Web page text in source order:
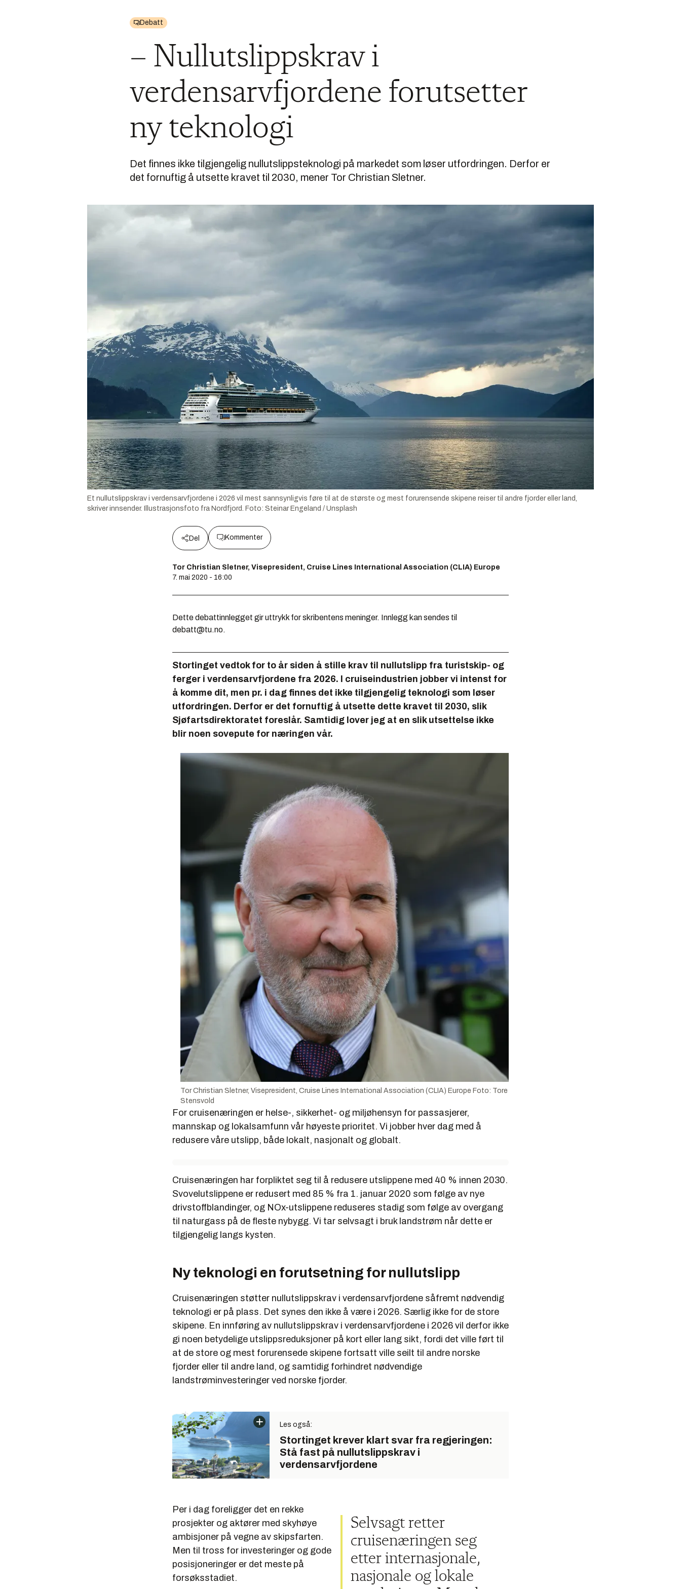
Debatt
– Nullutslippskrav i
verdensarvfjordene forutsetter
ny teknologi
Det finnes ikke tilgjengelig nullutslippsteknologi på markedet som løser utfordringen. Derfor er
det fornuftig å utsette kravet til 2030, mener Tor Christian Sletner.
Et nullutslippskrav i verdensarvfjordene i 2026 vil mest sannsynligvis føre til at de største og mest forurensende skipene reiser til andre fjorder eller land,
skriver innsender. Illustrasjonsfoto fra Nordfjord. Foto: Steinar Engeland / Unsplash
Del Kommenter
Tor Christian Sletner, Visepresident, Cruise Lines International Association (CLIA) Europe
7. mai 2020 - 16:00
Dette debattinnlegget gir uttrykk for skribentens meninger. Innlegg kan sendes til
debatt@tu.no.
Stortinget vedtok for to år siden å stille krav til nullutslipp fra turistskip- og
ferger i verdensarvfjordene fra 2026. I cruiseindustrien jobber vi intenst for
å komme dit, men pr. i dag finnes det ikke tilgjengelig teknologi som løser
utfordringen. Derfor er det fornuftig å utsette dette kravet til 2030, slik
Sjøfartsdirektoratet foreslår. Samtidig lover jeg at en slik utsettelse ikke
blir noen sovepute for næringen vår.
Tor Christian Sletner, Visepresident, Cruise Lines International Association (CLIA) Europe Foto: Tore
Stensvold
For cruisenæringen er helse-, sikkerhet- og miljøhensyn for passasjerer,
mannskap og lokalsamfunn vår høyeste prioritet. Vi jobber hver dag med å
redusere våre utslipp, både lokalt, nasjonalt og globalt.
Cruisenæringen har forpliktet seg til å redusere utslippene med 40 % innen 2030.
Svovelutslippene er redusert med 85 % fra 1. januar 2020 som følge av nye
drivstoffblandinger, og NOx-utslippene reduseres stadig som følge av overgang
til naturgass på de fleste nybygg. Vi tar selvsagt i bruk landstrøm når dette er
tilgjengelig langs kysten.
Ny teknologi en forutsetning for nullutslipp
Cruisenæringen støtter nullutslippskrav i verdensarvfjordene såfremt nødvendig
teknologi er på plass. Det synes den ikke å være i 2026. Særlig ikke for de store
skipene. En innføring av nullutslippskrav i verdensarvfjordene i 2026 vil derfor ikke
gi noen betydelige utslippsreduksjoner på kort eller lang sikt, fordi det ville ført til
at de store og mest forurensede skipene fortsatt ville seilt til andre norske
fjorder eller til andre land, og samtidig forhindret nødvendige
landstrøminvesteringer ved norske fjorder.
Les også:
Stortinget krever klart svar fra regjeringen:
Stå fast på nullutslippskrav i
verdensarvfjordene
Selvsagt retter
cruisenæringen seg
etter internasjonale,
nasjonale og lokale
Per i dag foreligger det en rekke
prosjekter og aktører med skyhøye
ambisjoner på vegne av skipsfarten.
Men til tross for investeringer og gode
posisjoneringer er det meste på
forsøksstadiet.